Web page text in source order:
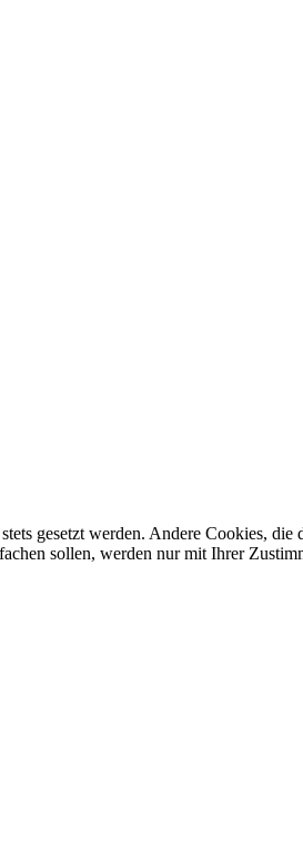
gesetzt werden. Andere Cookies,
sollen, werden nur mit Ihrer